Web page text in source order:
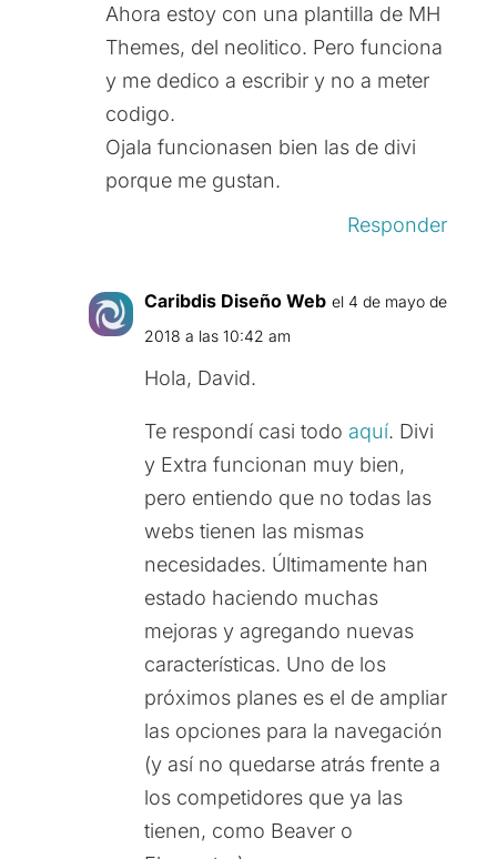
Ahora estoy con una plantilla de MH
Themes, del neolitico. Pero funciona
y me dedico a escribir y no a meter
codigo.
Ojala funcionasen bien las de divi
porque me gustan.
Responder
Caribdis Diseño Web el 4 de mayo de
2018 a las 10:42 am
Hola, David.
Te respondí casi todo aquí. Divi
y Extra funcionan muy bien,
pero entiendo que no todas las
webs tienen las mismas
necesidades. Últimamente han
estado haciendo muchas
mejoras y agregando nuevas
características. Uno de los
próximos planes es el de ampliar
las opciones para la navegación
(y así no quedarse atrás frente a
los competidores que ya las
tienen, como Beaver o